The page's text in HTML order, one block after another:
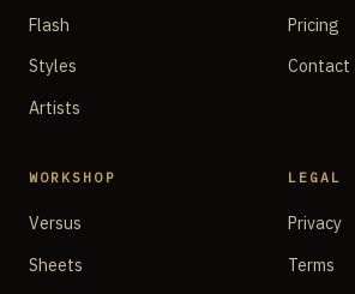
Flash
Styles
Artists
Pricing
Contact
WORKSHOP
Versus
Sheets
LEGAL
Privacy
Terms